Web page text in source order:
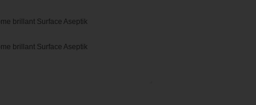
brillant Surface Aseptik
brillant Surface Aseptik